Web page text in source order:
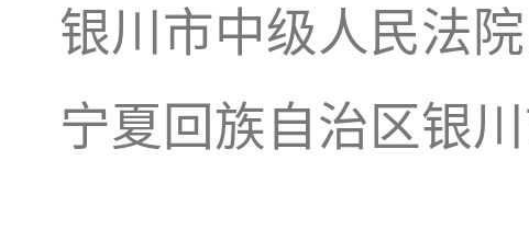
银川市中级人民法院
宁夏回族自治区银